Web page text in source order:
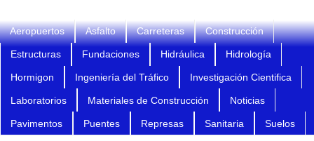
Aeropuertos Asfalto Carreteras Construcción
Estructuras Fundaciones Hidráulica Hidrología
Hormigon Ingeniería del Tráfico Investigación Cientifica
Laboratorios Materiales de Construcción Noticias
Pavimentos Puentes Represas Sanitaria Suelos